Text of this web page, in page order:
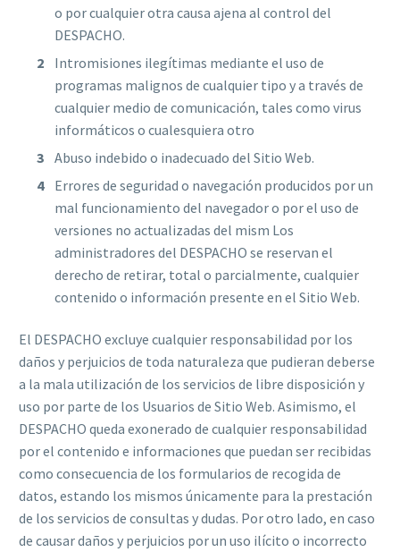
o por cualquier otra causa ajena al control del
DESPACHO.
Intromisiones ilegítimas mediante el uso de
programas malignos de cualquier tipo y a través de
cualquier medio de comunicación, tales como virus
informáticos o cualesquiera otro
Abuso indebido o inadecuado del Sitio Web.
Errores de seguridad o navegación producidos por un
mal funcionamiento del navegador o por el uso de
versiones no actualizadas del mism Los
administradores del DESPACHO se reservan el
derecho de retirar, total o parcialmente, cualquier
contenido o información presente en el Sitio Web.
El DESPACHO excluye cualquier responsabilidad por los
daños y perjuicios de toda naturaleza que pudieran deberse
a la mala utilización de los servicios de libre disposición y
uso por parte de los Usuarios de Sitio Web. Asimismo, el
DESPACHO queda exonerado de cualquier responsabilidad
por el contenido e informaciones que puedan ser recibidas
como consecuencia de los formularios de recogida de
datos, estando los mismos únicamente para la prestación
de los servicios de consultas y dudas. Por otro lado, en caso
de causar daños y perjuicios por un uso ilícito o incorrecto